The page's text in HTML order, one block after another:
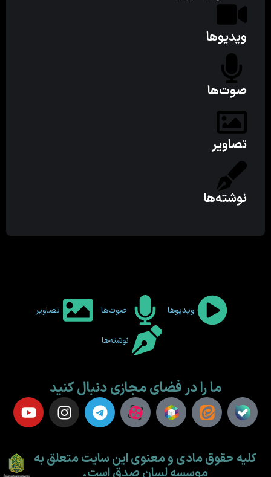
ویدیوها
صوت‌ها
تصاویر
نوشته‌ها
ویدیوها صوت‌ها تصاویر
نوشته‌ها
ما را در فضای مجازی دنبال کنید
کلیه حقوق مادی و معنوی این سایت متعلق به